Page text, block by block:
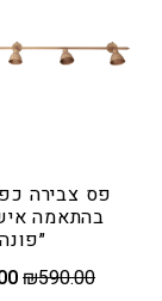
פס צבירה
בהתאמה
₪590.00